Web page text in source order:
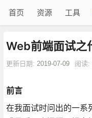
首页 资源 工具
Web前端面试之
更新日期: 2019-07-09 阅读:
前言
在我面试时问出的一系